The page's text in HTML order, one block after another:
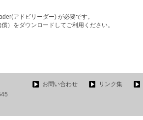
アドビリーダー) が必要です。
）をダウンロードしてご利用ください。
お問い合わせ リンク集